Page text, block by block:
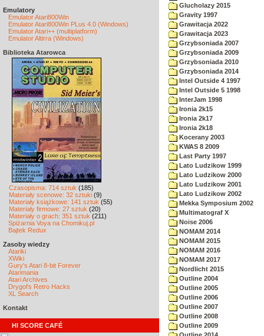
Emulatory
Emulator Atari800Win
Emulator Atari800Win PLus 4.0 (Windows)
Emulator Atari++ (multiplatform)
Emulator Altirra (Windows)
Biblioteka Atarowca
Czasopisma: 714 sztuk (185)
Materiały scenowe: 32 sztuki (9)
Materiały książkowe: 141 sztuk (55)
Materiały firmowe: 27 sztuk (20)
Materiały o grach: 351 sztuk (211)
Spiżarnia Voya na Chomikuj.pl
Bajtek Redux
Zasoby wiedzy
Atariki
XWiki
Gury's Atari 8-bit Forever
Atarimania
Atari Archives
Drygol's Retro Hacks
XL Search
Kontakt
HI SCORE CAFÉ
Glucholazy 2015
Gravity 1997
Grawitacja 2022
Grawitacja 2023
Grzybsoniada 2007
Grzybsoniada 2009
Grzybsoniada 2010
Grzybsoniada 2014
Intel Outside 4 1997
Intel Outside 5 1998
InterJam 1998
Ironia 2k15
Ironia 2k17
Ironia 2k18
Kocerany 2003
KWAS 8 2009
Last Party 1997
Lato Ludzikow 1999
Lato Ludzikow 2000
Lato Ludzikow 2001
Lato Ludzikow 2002
Mekka Symposium 2002
Multimatograf X
Noise 2006
NOMAM 2014
NOMAM 2015
NOMAM 2016
NOMAM 2017
Nordlicht 2015
Outline 2004
Outline 2005
Outline 2006
Outline 2007
Outline 2008
Outline 2009